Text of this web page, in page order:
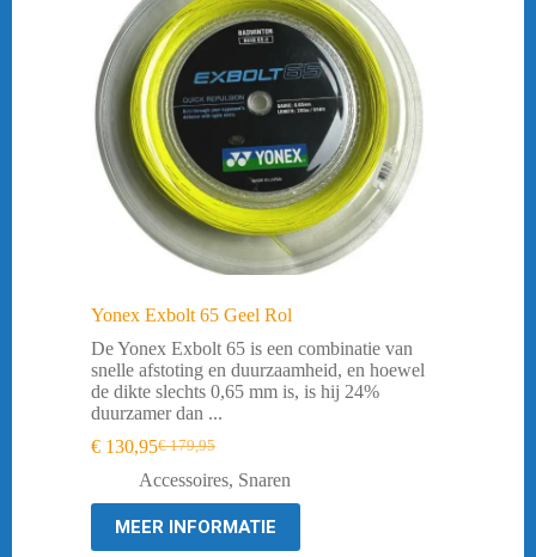
Yonex Exbolt 65 Geel Rol
De Yonex Exbolt 65 is een combinatie van
snelle afstoting en duurzaamheid, en hoewel
de dikte slechts 0,65 mm is, is hij 24%
duurzamer dan ...
€179,95
Oorspronkelijke
prijs
€ 179,95.
€ 130,95Huidige
prijs
€ 130,95.
Accessoires, Snaren
MEER INFORMATIE